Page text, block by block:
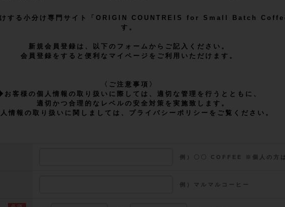
する小分け専門サイト「ORIGIN COUNTREIS for Small Batch Coffee
す。
新規会員登録は、以下のフォームからご記入ください。
会員登録をすると便利なマイページをご利用いただけます。
〈ご注意事項〉
お客様の個人情報の取り扱いに際しては、適切な管理を行うとともに、
適切かつ合理的なレベルの安全対策を実施致します。
情報の取り扱いに関しましては、プライバシーポリシーをご覧ください。
例）〇〇 COFFEE ※個人の方
例）マルマルコーヒー